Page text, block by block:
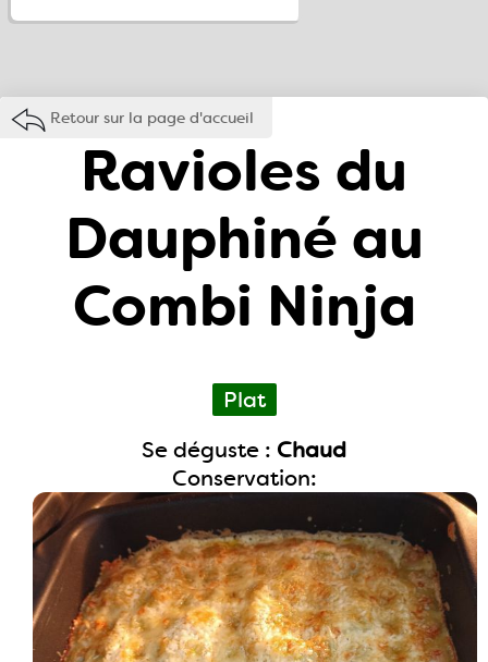
Retour sur la page d'accueil
Ravioles du
Dauphiné au
Combi Ninja
Plat
Se déguste : Chaud
Conservation: